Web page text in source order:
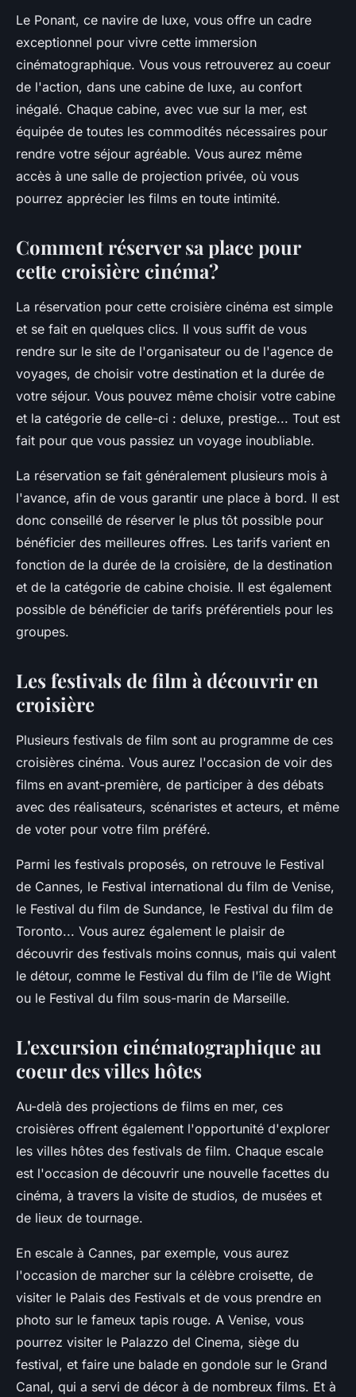
Le Ponant, ce navire de luxe, vous offre un cadre
exceptionnel pour vivre cette immersion
cinématographique. Vous vous retrouverez au coeur
de l'action, dans une cabine de luxe, au confort
inégalé. Chaque cabine, avec vue sur la mer, est
équipée de toutes les commodités nécessaires pour
rendre votre séjour agréable. Vous aurez même
accès à une salle de projection privée, où vous
pourrez apprécier les films en toute intimité.
Comment réserver sa place pour
cette croisière cinéma?
La réservation pour cette croisière cinéma est simple
et se fait en quelques clics. Il vous suffit de vous
rendre sur le site de l'organisateur ou de l'agence de
voyages, de choisir votre destination et la durée de
votre séjour. Vous pouvez même choisir votre cabine
et la catégorie de celle-ci : deluxe, prestige... Tout est
fait pour que vous passiez un voyage inoubliable.
La réservation se fait généralement plusieurs mois à
l'avance, afin de vous garantir une place à bord. Il est
donc conseillé de réserver le plus tôt possible pour
bénéficier des meilleures offres. Les tarifs varient en
fonction de la durée de la croisière, de la destination
et de la catégorie de cabine choisie. Il est également
possible de bénéficier de tarifs préférentiels pour les
groupes.
Les festivals de film à découvrir en
croisière
Plusieurs festivals de film sont au programme de ces
croisières cinéma. Vous aurez l'occasion de voir des
films en avant-première, de participer à des débats
avec des réalisateurs, scénaristes et acteurs, et même
de voter pour votre film préféré.
Parmi les festivals proposés, on retrouve le Festival
de Cannes, le Festival international du film de Venise,
le Festival du film de Sundance, le Festival du film de
Toronto... Vous aurez également le plaisir de
découvrir des festivals moins connus, mais qui valent
le détour, comme le Festival du film de l'île de Wight
ou le Festival du film sous-marin de Marseille.
L'excursion cinématographique au
coeur des villes hôtes
Au-delà des projections de films en mer, ces
croisières offrent également l'opportunité d'explorer
les villes hôtes des festivals de film. Chaque escale
est l'occasion de découvrir une nouvelle facettes du
cinéma, à travers la visite de studios, de musées et
de lieux de tournage.
En escale à Cannes, par exemple, vous aurez
l'occasion de marcher sur la célèbre croisette, de
visiter le Palais des Festivals et de vous prendre en
photo sur le fameux tapis rouge. A Venise, vous
pourrez visiter le Palazzo del Cinema, siège du
festival, et faire une balade en gondole sur le Grand
Canal, qui a servi de décor à de nombreux films. Et à